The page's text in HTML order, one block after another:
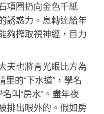
項圈扔向金色千紙
誘惑力。息轉達給年
夠搾取視神經，目力
夫也將青光眼比方為
里的“下水道”，學名
叫“房水”。盡年夜
排出眼外的。假如房